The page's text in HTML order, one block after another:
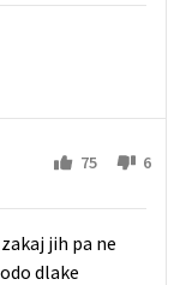
75 6
jih pa ne
dlake